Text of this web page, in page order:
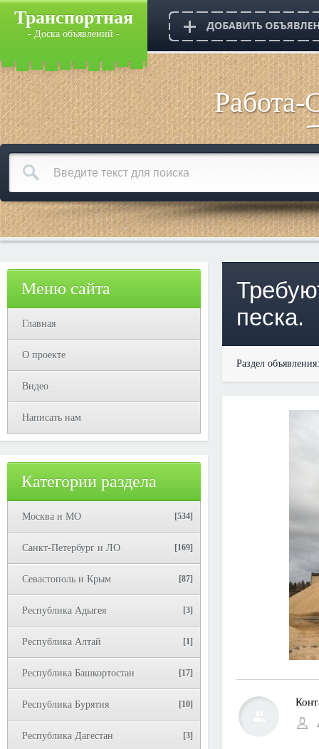
Транспортная
- Доска объявлений -
Меню сайта
Главная
О проекте
Видео
Написать нам
Категории раздела
Москва и МО [534]
Санкт-Петербург и ЛО [169]
Севастополь и Крым [87]
Республика Адыгея [3]
Республика Алтай [1]
Республика Башкортостан [17]
Республика Бурятия [10]
Республика Дагестан [3]
песка.
Раздел